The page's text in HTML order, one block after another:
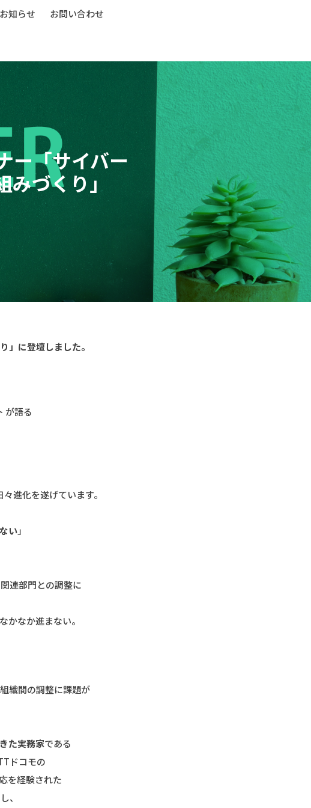
お知らせ お問い合わせ
ー「サイバー
みづくり」
」に登壇しました。
が語る
進化を遂げています。
い」
連部門との調整に
かなか進まない。
織間の調整に課題が
た実務家である
ドコモの
を経験された
、